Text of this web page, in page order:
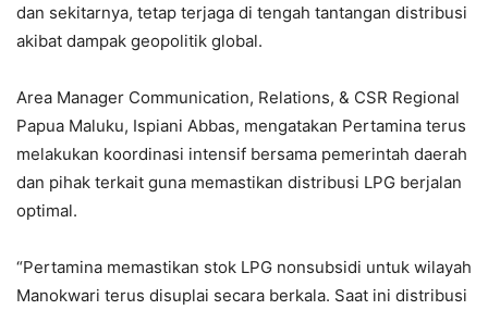
dan sekitarnya, tetap terjaga di tengah tantangan distribusi
akibat dampak geopolitik global.
Area Manager Communication, Relations, & CSR Regional
Papua Maluku, Ispiani Abbas, mengatakan Pertamina terus
melakukan koordinasi intensif bersama pemerintah daerah
dan pihak terkait guna memastikan distribusi LPG berjalan
optimal.
“Pertamina memastikan stok LPG nonsubsidi untuk wilayah
Manokwari terus disuplai secara berkala. Saat ini distribusi